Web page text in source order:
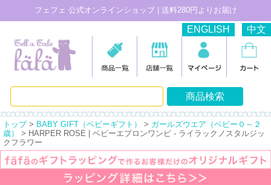
フェフェ 公式オンラインショップ | 送料280円よりお届け
ENGLISH 中文
トップ> BABY GIFT（ベビーギフト） > ガールズウエア（ベビー０～２
歳）
> HARPER ROSE | ベビーエプロンワンピ - ライラックノスタルジッ
クフラワー